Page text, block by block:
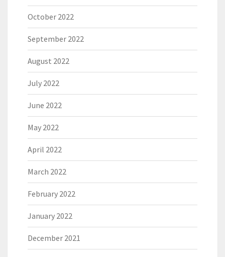
October 2022
September 2022
August 2022
July 2022
June 2022
May 2022
April 2022
March 2022
February 2022
January 2022
December 2021